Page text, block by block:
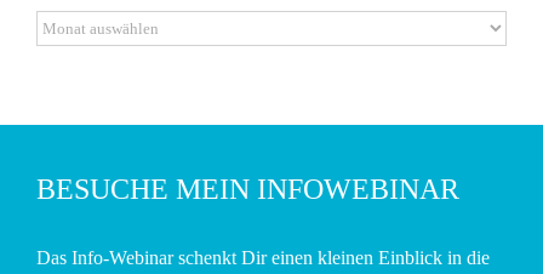
Archiv
BESUCHE MEIN INFOWEBINAR
Das Info-Webinar schenkt Dir einen kleinen Einblick in die